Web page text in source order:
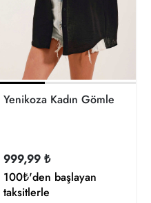
Yenikoza Kadın Gömlek
999,99 ₺
100₺'den başlayan
taksitlerle